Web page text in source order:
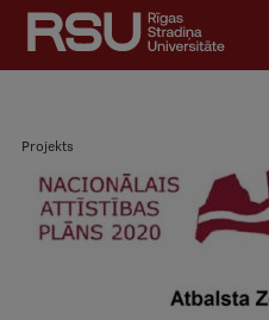
Pārlekt
galveno
saturu
Latviski
Meklēt Skolēniem
Studentiem
Atpakaļceļš
Projekts